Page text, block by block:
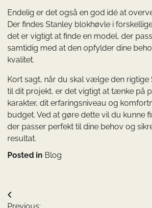
Endelig er det også en god idé at
Der findes Stanley blokhøvle i
det er vigtigt at finde en model, der
samtidig med at den opfylder dine
kvalitet.
Kort sagt, når du skal vælge den rigtige
til dit projekt, er det vigtigt at tænke på
karakter, dit erfaringsniveau og
budget. Ved at gøre dette vil du kunne
der passer perfekt til dine behov og
resultat.
Posted in Blog
Indlægsnavigation